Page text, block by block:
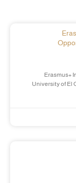
Erasmus+
University of El